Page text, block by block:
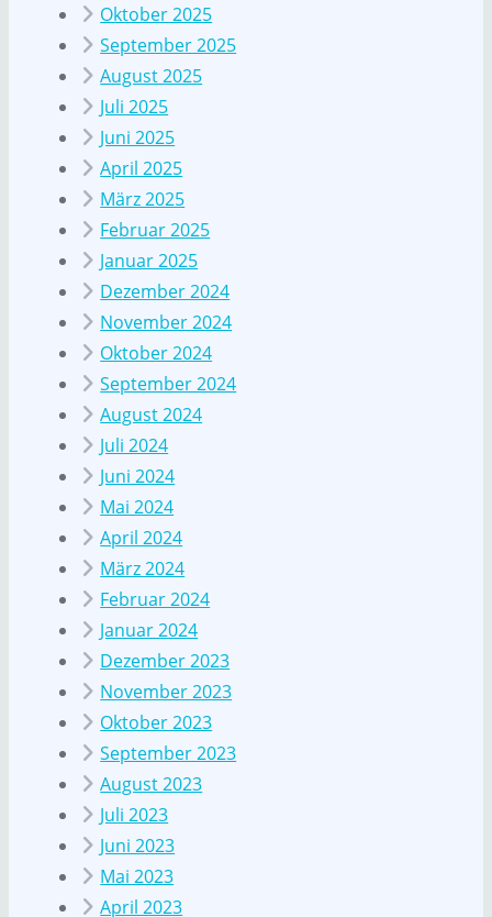
Oktober 2025
September 2025
August 2025
Juli 2025
Juni 2025
April 2025
März 2025
Februar 2025
Januar 2025
Dezember 2024
November 2024
Oktober 2024
September 2024
August 2024
Juli 2024
Juni 2024
Mai 2024
April 2024
März 2024
Februar 2024
Januar 2024
Dezember 2023
November 2023
Oktober 2023
September 2023
August 2023
Juli 2023
Juni 2023
Mai 2023
April 2023